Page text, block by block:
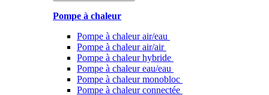
Pompe à chaleur
Pompe à chaleur air/eau
Pompe à chaleur air/air
Pompe à chaleur hybride
Pompe à chaleur​ eau/eau
Pompe à chaleur monobloc
Pompe à chaleur connectée